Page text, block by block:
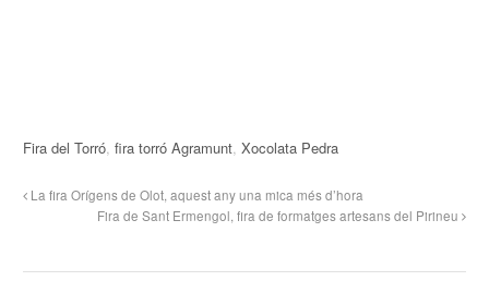
Fira del Torró,fira torró Agramunt,Xocolata Pedra
La fira Orígens de Olot, aquest any una mica més d’hora
Fira de Sant Ermengol, fira de formatges artesans del Pirineu